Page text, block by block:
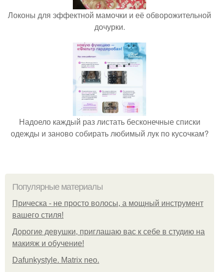
Локоны для эффектной мамочки и её обворожительной
дочурки.
Надоело каждый раз листать бесконечные списки
одежды и заново собирать любимый лук по кусочкам?
Популярные материалы
Прическа - не просто волосы, а мощный инструмент
вашего стиля!
Дорогие девушки, приглашаю вас к себе в студию на
макияж и обучение!
Dafunkystyle. Matrix neo.